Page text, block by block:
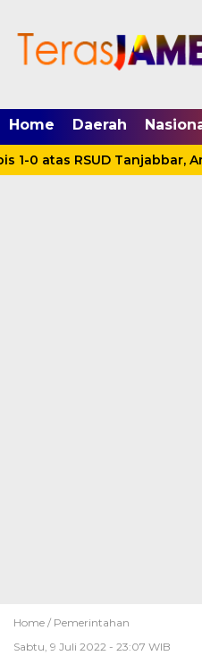
Home Daerah
0 atas RSUD Tanjabbar,
Home / Pemerintahan
Sabtu, 9 Juli 2022 - 23:07 WIB